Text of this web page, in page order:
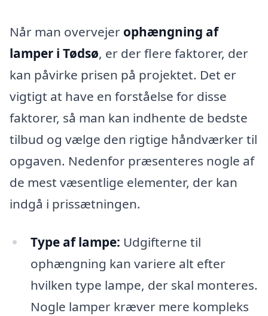
Når man overvejer ophængning af
lamper i Tødsø, er der flere faktorer, der
kan påvirke prisen på projektet. Det er
vigtigt at have en forståelse for disse
faktorer, så man kan indhente de bedste
tilbud og vælge den rigtige håndværker til
opgaven. Nedenfor præsenteres nogle af
de mest væsentlige elementer, der kan
indgå i prissætningen.
Type af lampe: Udgifterne til
ophængning kan variere alt efter
hvilken type lampe, der skal monteres.
Nogle lamper kræver mere kompleks